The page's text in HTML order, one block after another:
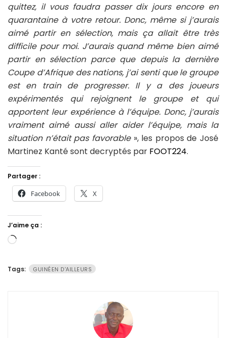
quittez, il vous faudra passer dix jours encore en
quarantaine à votre retour. Donc, même si j’aurais
aimé partir en sélection, mais ça allait être très
difficile pour moi. J’aurais quand même bien aimé
partir en sélection parce que depuis la dernière
Coupe d’Afrique des nations, j’ai senti que le groupe
est en train de progresser. Il y a des joueurs
expérimentés qui rejoignent le groupe et qui
apportent leur expérience à l’équipe. Donc, j’aurais
vraiment aimé aussi aller aider l’équipe, mais la
situation n’était pas favorable», les propos de José
Martinez Kanté sont decryptés par FOOT224.
Partager :
Facebook X
J’aime ça :
Chargement…
Tags: GUINÉEN D'AILLEURS